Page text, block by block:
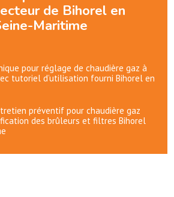
de Bihorel en
Maritime
pour réglage de chaudière gaz à
tutoriel d’utilisation fourni Bihorel en
préventif pour chaudière gaz
des brûleurs et filtres Bihorel